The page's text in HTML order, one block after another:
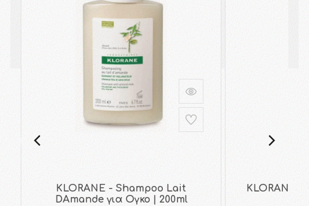
KLORANE - Shampoo Lait
DAmande για Ογκο | 200ml
KLORANE -